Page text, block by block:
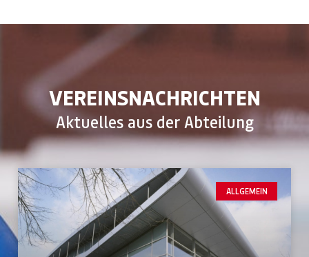
VEREINSNACHRICHTEN
Aktuelles aus der Abteilung
ALLGEMEIN